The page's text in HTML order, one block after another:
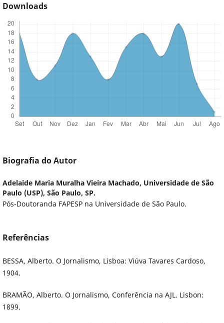
Downloads
Biografia do Autor
Adelaide Maria Muralha Vieira Machado, Universidade de São
Paulo (USP), São Paulo, SP.
Pós-Doutoranda FAPESP na Universidade de São Paulo.
Referências
BESSA, Alberto. O Jornalismo, Lisboa: Viúva Tavares Cardoso,
1904.
BRAMÃO, Alberto. O Jornalismo, Conferência na AJL. Lisbon:
1899.